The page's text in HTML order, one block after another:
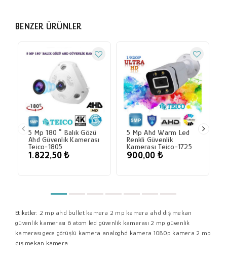
BENZER ÜRÜNLER
5 Mp 180 ° Balık Gözü
Ahd Güvenlik Kamerası
Teico-1805
1.822,50 ₺
5 Mp Ahd Warm Led
Renkli Güvenlik
Kamerası Teico-1725
900,00 ₺
Etiketler: 2 mp ahd bullet kamera 2 mp kamera ahd dış mekan
güvenlik kamerası 6 atom led güvenlik kamerası 2 mp güvenlik
kamerası gece görüşlü kamera analoghd kamera 1080p kamera 2 mp
dış mekan kamera